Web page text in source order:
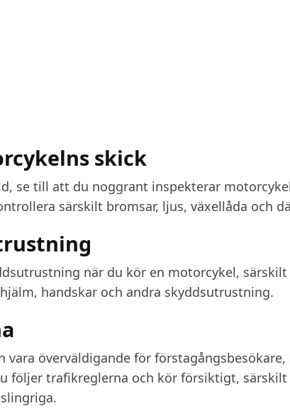
skick
se till att du noggrant inspekterar
särskilt bromsar, ljus, växellåda och
när du kör en motorcykel, särskilt
handskar och andra skyddsutrustning.
överväldigande för
följer trafikreglerna och kör försiktigt, särskilt